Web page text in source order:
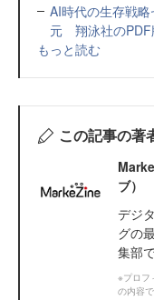
AI時代の生存戦
元 翔泳社のPDF
もっと読む
この記事の著
ブ）
デジ
グの
集部
※プロフ
の内容